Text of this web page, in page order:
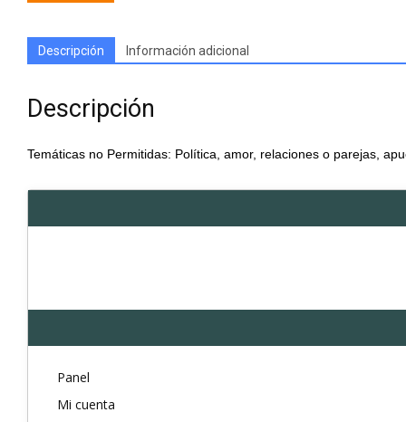
Descripción Información adicional
Descripción
Temáticas no Permitidas: Política, amor, relaciones o parejas,
Panel
Mi cuenta